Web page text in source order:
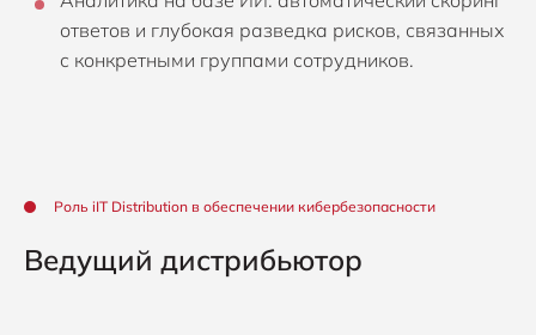
ответов и глубокая разведка рисков, связанных
с конкретными группами сотрудников.
Роль iIT Distribution в обеспечении кибербезопасности
Ведущий дистрибьютор